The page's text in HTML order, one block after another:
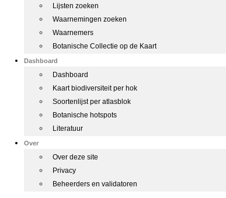
Lijsten zoeken
Waarnemingen zoeken
Waarnemers
Botanische Collectie op de Kaart
Dashboard
Dashboard
Kaart biodiversiteit per hok
Soortenlijst per atlasblok
Botanische hotspots
Literatuur
Over
Over deze site
Privacy
Beheerders en validatoren